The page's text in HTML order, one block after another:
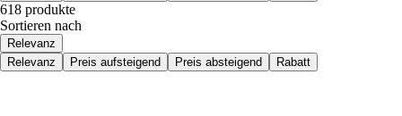
618 produkte
Sortieren nach
Relevanz
Relevanz
Preis aufsteigend Preis absteigend Rabatt